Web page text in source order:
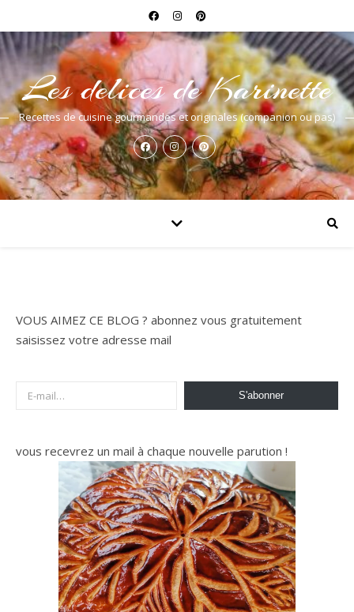
Les delices de Karinette
Recettes de cuisine gourmandes et originales (companion ou pas)
VOUS AIMEZ CE BLOG ? abonnez vous gratuitement
saisissez votre adresse mail
S'abonner
vous recevrez un mail à chaque nouvelle parution !